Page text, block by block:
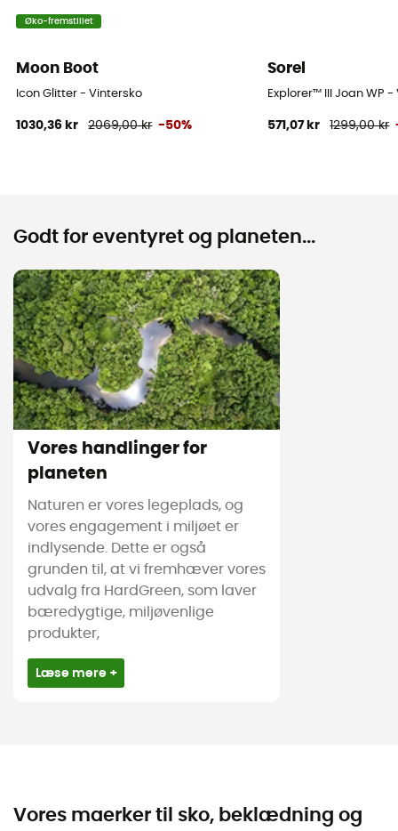
Øko-fremstillet
Moon Boot
Icon Glitter - Vintersko
1030,36 kr 2069,00 kr -50%
Sorel
Explorer™ III Joan WP
571,07 kr 1299,00 kr
Godt for eventyret og planeten...
Vores handlinger for
planeten
Naturen er vores legeplads, og
vores engagement i miljøet er
indlysende. Dette er også
grunden til, at vi fremhæver vores
udvalg fra HardGreen, som laver
bæredygtige, miljøvenlige
produkter,
Læse mere +
Vores maerker til sko, beklædning og